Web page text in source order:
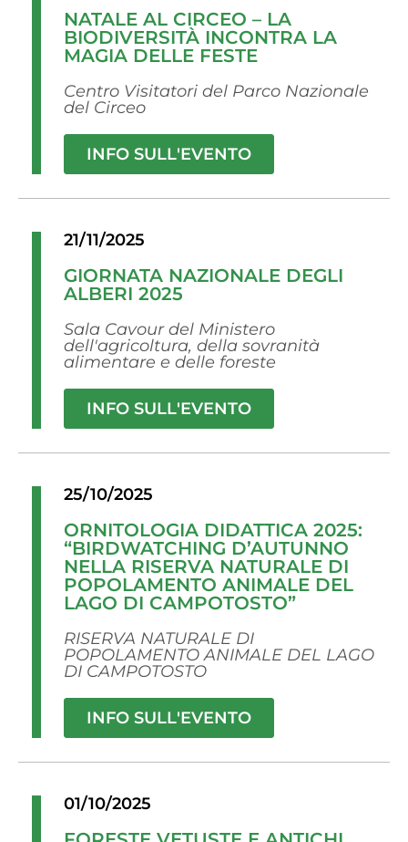
NATALE AL CIRCEO – LA
BIODIVERSITÀ INCONTRA LA
MAGIA DELLE FESTE
Centro Visitatori del Parco Nazionale
del Circeo
INFO SULL'EVENTO
21/11/2025
GIORNATA NAZIONALE DEGLI
ALBERI 2025
Sala Cavour del Ministero
dell'agricoltura, della sovranità
alimentare e delle foreste
INFO SULL'EVENTO
25/10/2025
ORNITOLOGIA DIDATTICA 2025:
“BIRDWATCHING D’AUTUNNO
NELLA RISERVA NATURALE DI
POPOLAMENTO ANIMALE DEL
LAGO DI CAMPOTOSTO”
RISERVA NATURALE DI
POPOLAMENTO ANIMALE DEL LAGO
DI CAMPOTOSTO
INFO SULL'EVENTO
01/10/2025